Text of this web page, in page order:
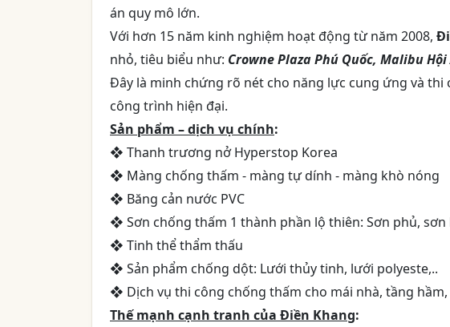
án quy mô lớn.
Với hơn 15 năm kinh nghiệm hoạt động từ năm 2008,
nhỏ, tiêu biểu như: Crowne Plaza Phú Quốc, Malibu
Đây là minh chứng rõ nét cho năng lực cung ứng và thi
công trình hiện đại.
Sản phẩm – dịch vụ chính:
❖ Thanh trương nở Hyperstop Korea
❖ Màng chống thấm - màng tự dính - màng khò nóng
❖ Băng cản nước PVC
❖ Sơn chống thấm 1 thành phần lộ thiên: Sơn phủ, sơn
❖ Tinh thể thẩm thấu
❖ Sản phẩm chống dột: Lưới thủy tinh, lưới polyeste,..
❖ Dịch vụ thi công chống thấm cho mái nhà, tầng hầm,
Thế mạnh cạnh tranh của Điền Khang: